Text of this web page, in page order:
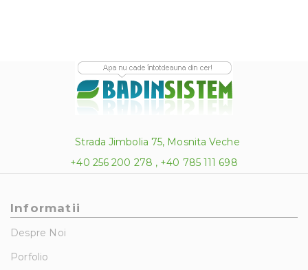
Strada Jimbolia 75, Mosnita Veche
+40 256 200 278 , +40 785 111 698
Informatii
Despre Noi
Porfolio